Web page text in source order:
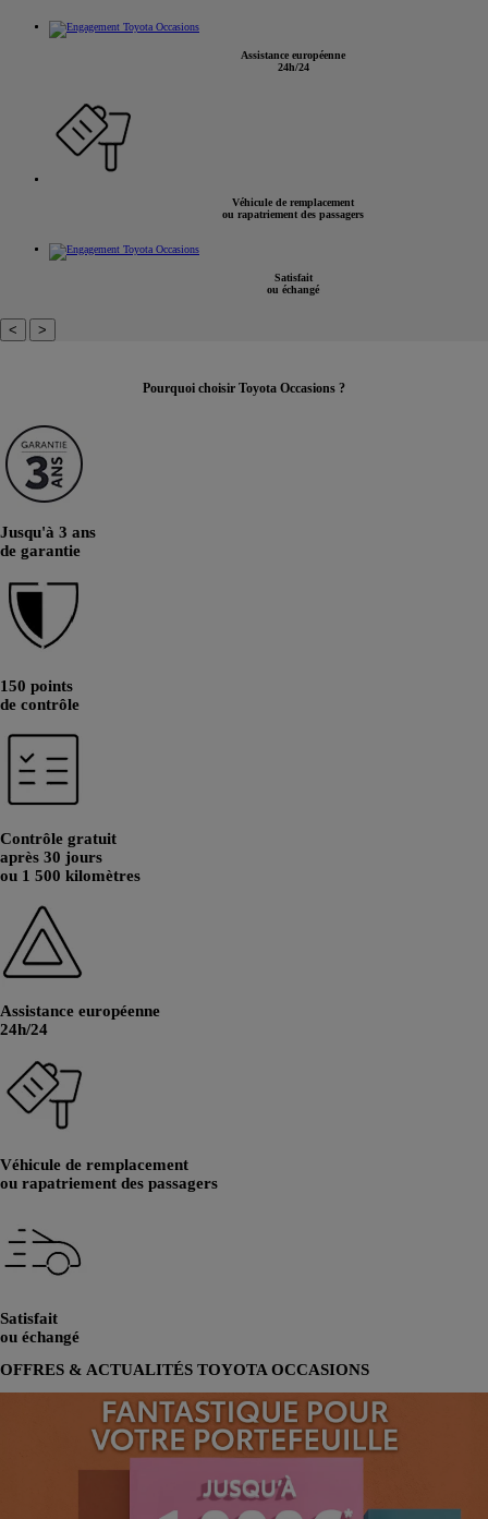
Assistance européenne
24h/24
Véhicule de remplacement
ou rapatriement des passagers
Satisfait
ou échangé
< >
Pourquoi choisir Toyota Occasions ?
Jusqu'à 3 ans
de garantie
150 points
de contrôle
Contrôle gratuit
après 30 jours
ou 1 500 kilomètres
Assistance européenne
24h/24
Véhicule de remplacement
ou rapatriement des passagers
Satisfait
ou échangé
OFFRES & ACTUALITÉS TOYOTA OCCASIONS